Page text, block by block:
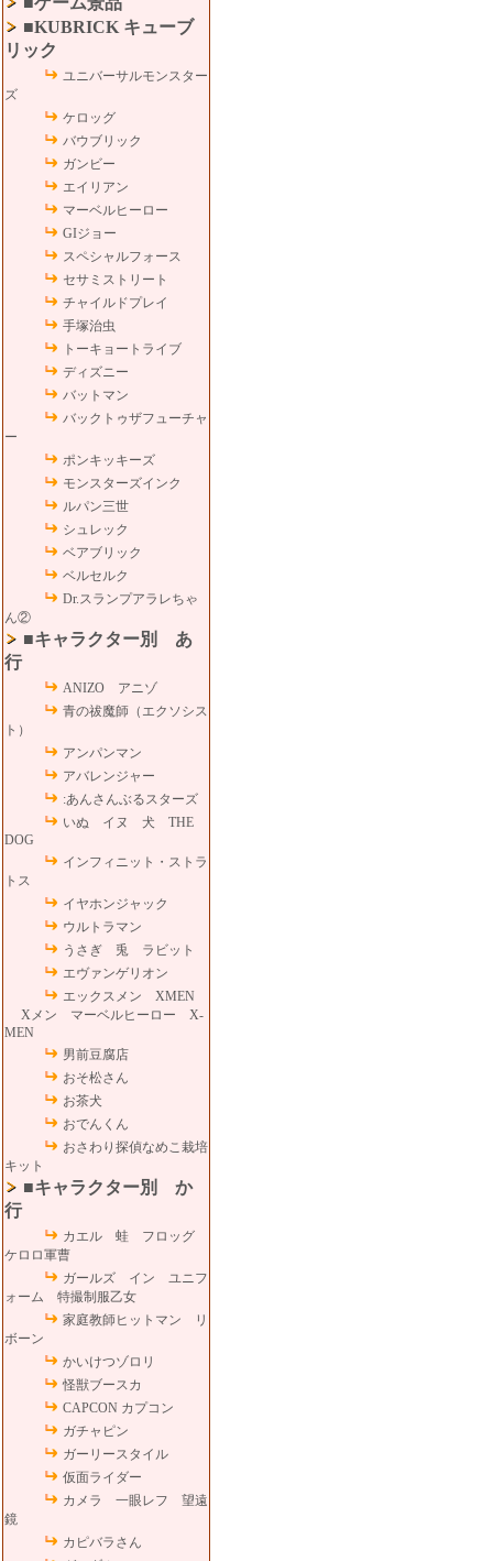
■KUBRICK キューブ
リック
ユニバーサルモンスター
ズ
ケロッグ
バウブリック
ガンビー
エイリアン
マーベルヒーロー
GIジョー
スペシャルフォース
セサミストリート
チャイルドプレイ
手塚治虫
トーキョートライブ
ディズニー
バットマン
バックトゥザフューチャ
ー
ポンキッキーズ
モンスターズインク
ルパン三世
シュレック
ベアブリック
ベルセルク
Dr.スランプアラレちゃ
ん②
■キャラクター別 あ
行
ANIZO アニゾ
青の祓魔師（エクソシス
ト）
アンパンマン
アバレンジャー
:あんさんぶるスターズ
いぬ イヌ 犬 THE
DOG
インフィニット・ストラ
トス
イヤホンジャック
ウルトラマン
うさぎ 兎 ラビット
エヴァンゲリオン
エックスメン XMEN
Xメン マーベルヒーロー X-
MEN
男前豆腐店
おそ松さん
お茶犬
おでんくん
おさわり探偵なめこ栽培
キット
■キャラクター別 か
行
カエル 蛙 フロッグ
ケロロ軍曹
ガールズ イン ユニフ
ォーム 特撮制服乙女
家庭教師ヒットマン リ
ボーン
かいけつゾロリ
怪獣ブースカ
CAPCON カプコン
ガチャピン
ガーリースタイル
仮面ライダー
カメラ 一眼レフ 望遠
鏡
カピバラさん